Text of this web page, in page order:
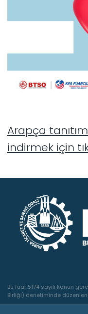
Arapça
indirmek için
Bu fuar 5174 sayılı kanun
Birliği) denetiminde